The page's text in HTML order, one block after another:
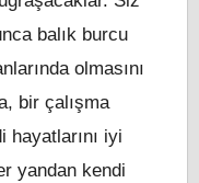
balık burcu
olmasını
bir çalışma
hayatlarını iyi
yandan kendi